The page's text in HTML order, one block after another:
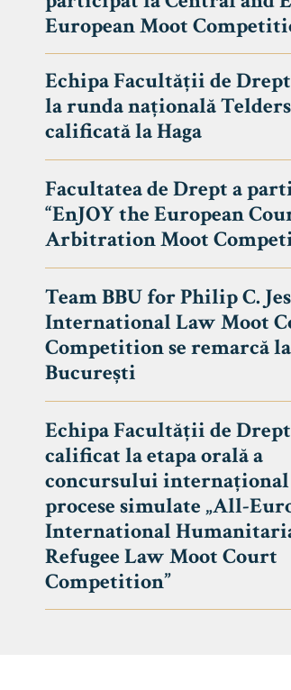
European Moot
Echipa Facultății de
la runda națională
calificată la Haga
Facultatea de Drept a
“EnJOY the European
Arbitration Moot
Team BBU for Philip C.
International Law Moot
Competition se remarcă la
București
Echipa Facultății de
calificat la etapa orală a
concursului internațional
procese simulate „All-
International
Refugee Law Moot Court
Competition”